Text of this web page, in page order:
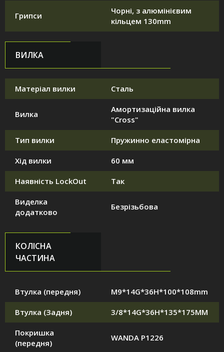
Грипси
Чорні, з алюмінієвим
кільцем 130mm
ВИЛКА
Матеріал вилки Сталь
Вилка
Амортизаційна вилка
"Cross"
Тип вилки Пружинно еластомірна
Хід вилки 60 мм
Наявність LockOut Так
Виделка
додатково
Безрізьбова
КОЛІСНА
ЧАСТИНА
Втулка (передня) M9*14G*36H*100*108mm
Втулка (Задня) 3/8*14G*36H*135*175MM
Покришка
(передня)
WANDA P1226